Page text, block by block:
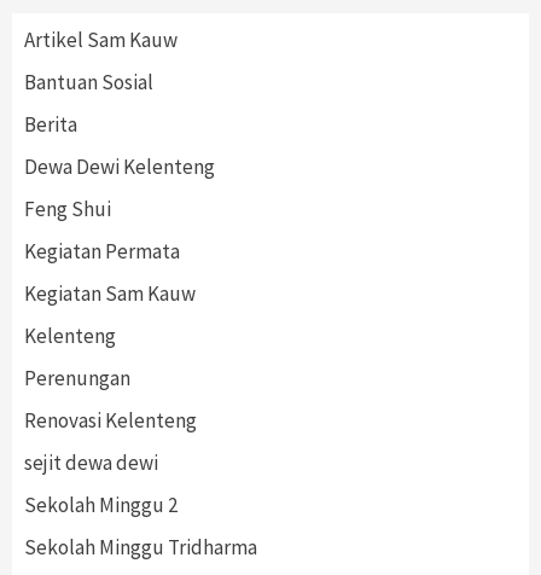
Artikel Sam Kauw
Bantuan Sosial
Berita
Dewa Dewi Kelenteng
Feng Shui
Kegiatan Permata
Kegiatan Sam Kauw
Kelenteng
Perenungan
Renovasi Kelenteng
sejit dewa dewi
Sekolah Minggu 2
Sekolah Minggu Tridharma